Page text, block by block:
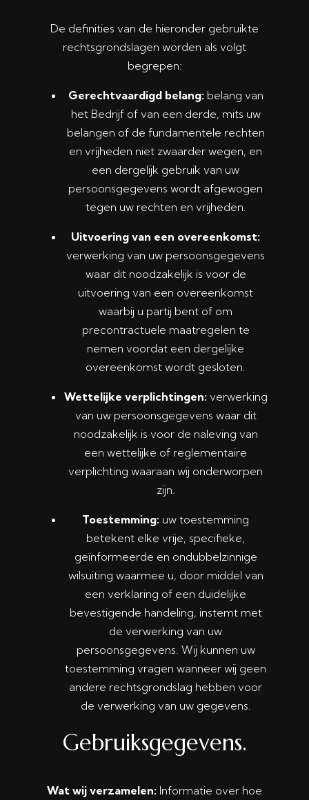
De definities van de hieronder gebruikte
rechtsgrondslagen worden als volgt
begrepen:
Gerechtvaardigd belang:belang van
het Bedrijf of van een derde, mits uw
belangen of de fundamentele rechten
en vrijheden niet zwaarder wegen, en
een dergelijk gebruik van uw
persoonsgegevens wordt afgewogen
tegen uw rechten en vrijheden.
Uitvoering van een overeenkomst:
verwerking van uw persoonsgegevens
waar dit noodzakelijk is voor de
uitvoering van een overeenkomst
waarbij u partij bent of om
precontractuele maatregelen te
nemen voordat een dergelijke
overeenkomst wordt gesloten.
Wettelijke verplichtingen:verwerking
van uw persoonsgegevens waar dit
noodzakelijk is voor de naleving van
een wettelijke of reglementaire
verplichting waaraan wij onderworpen
zijn.
Toestemming: uw toestemming
betekent elke vrije, specifieke,
geïnformeerde en ondubbelzinnige
wilsuiting waarmee u, door middel van
een verklaring of een duidelijke
bevestigende handeling, instemt met
de verwerking van uw
persoonsgegevens. Wij kunnen uw
toestemming vragen wanneer wij geen
andere rechtsgrondslag hebben voor
de verwerking van uw gegevens.
Gebruiksgegevens.
Wat wij verzamelen: Informatie over hoe